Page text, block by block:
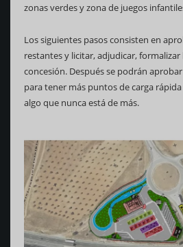
zonas verdes y zona de juegos
Los siguientes pasos consisten en
restantes y licitar, adjudicar,
concesión. Después se podrán
para tener más puntos de carga
algo que nunca está de más.